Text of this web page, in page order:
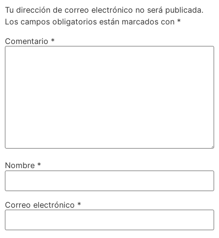
Tu dirección de correo electrónico no será publicada.
Los campos obligatorios están marcados con *
Comentario *
Nombre *
Correo electrónico *